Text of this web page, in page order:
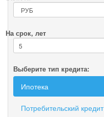
На срок, лет
Выберите тип кредита:
Ипотека
Потребительский кредит